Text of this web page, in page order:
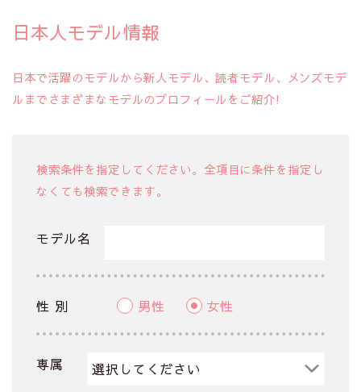
日本人モデル情報
日本で活躍のモデルから新人モデル、読者モデル、メンズモデ
ルまでさまざまなモデルのプロフィールをご紹介!
検索条件を指定してください。全項目に条件を指定し
なくても検索できます。
モデル名
性 別 男性 女性
専属